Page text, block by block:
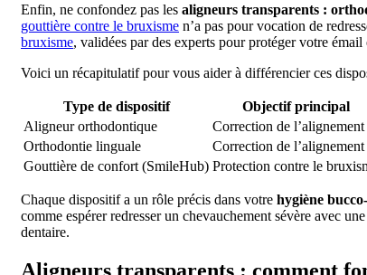
Enfin, ne confondez pas les aligneurs transparents :
gouttière contre le bruxisme n’a pas pour vocation de
bruxisme, validées par des experts pour protéger votre
Voici un récapitulatif pour vous aider à différencier ces
Type de dispositif Objectif principal
Aligneur orthodontique
Correction de l’alignement
Orthodontie linguale
Correction de l’alignement
Gouttière de confort (SmileHub) Protection contre le
Chaque dispositif a un rôle précis dans votre hygiène
comme espérer redresser un chevauchement sévère avec
dentaire.